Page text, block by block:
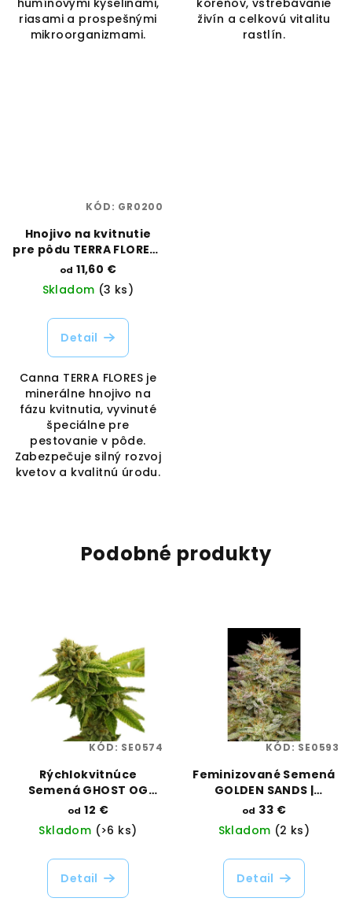
humínovými kyselinami,
riasami a prospešnými
mikroorganizmami.
koreňov, vstrebávanie
živín a celkovú vitalitu
rastlín.
Hnojivo na kvitnutie
pre pôdu TERRA FLORES |
Canna | Vaporama
od 11,60 €
Skladom (3 ks)
Detail
Canna TERRA FLORES je
minerálne hnojivo na
fázu kvitnutia, vyvinuté
špeciálne pre
pestovanie v pôde.
Zabezpečuje silný rozvoj
kvetov a kvalitnú úrodu.
KÓD: GR0200
Podobné produkty
Rýchlokvitnúce
Semená GHOST OG
FAST | RAMA SEEDS
od 12 €
Skladom (>6 ks)
Detail
KÓD: SE0574
Feminizované Semená
GOLDEN SANDS |
HUMBOLDT SEED
COMPANY
od 33 €
Skladom (2 ks)
Detail
KÓD: SE0593